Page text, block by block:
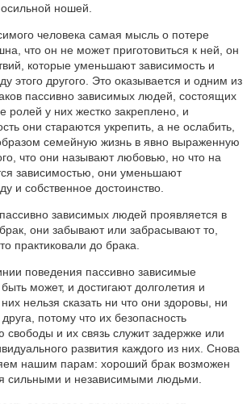
ношей.
человека самая мысль о потере
что он не может приготовиться к ней, он
которые уменьшают зависимость и
этого другого. Это оказывается и одним из
пассивно зависимых людей, состоящих
ролей у них жестко закреплено, и
они стараются укрепить, а не ослабить,
семейную жизнь в явно выраженную
что они называют любовью, но что на
зависимостью, они уменьшают
и собственное достоинство.
зависимых людей проявляется в
они забывают или забрасывают то,
практиковали до брака.
поведения пассивно зависимые
может, и достигают долголетия и
нельзя сказать ни что они здоровы, ни
потому что их безопасность
свободы и их связь служит задержке или
развития каждого из них. Снова
нашим парам: хороший брак возможен
сильными и независимыми людьми.